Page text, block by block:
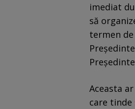
imediat
să
termen
Aceasta
care tinde